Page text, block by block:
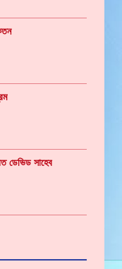
ডেভিড সাহেব